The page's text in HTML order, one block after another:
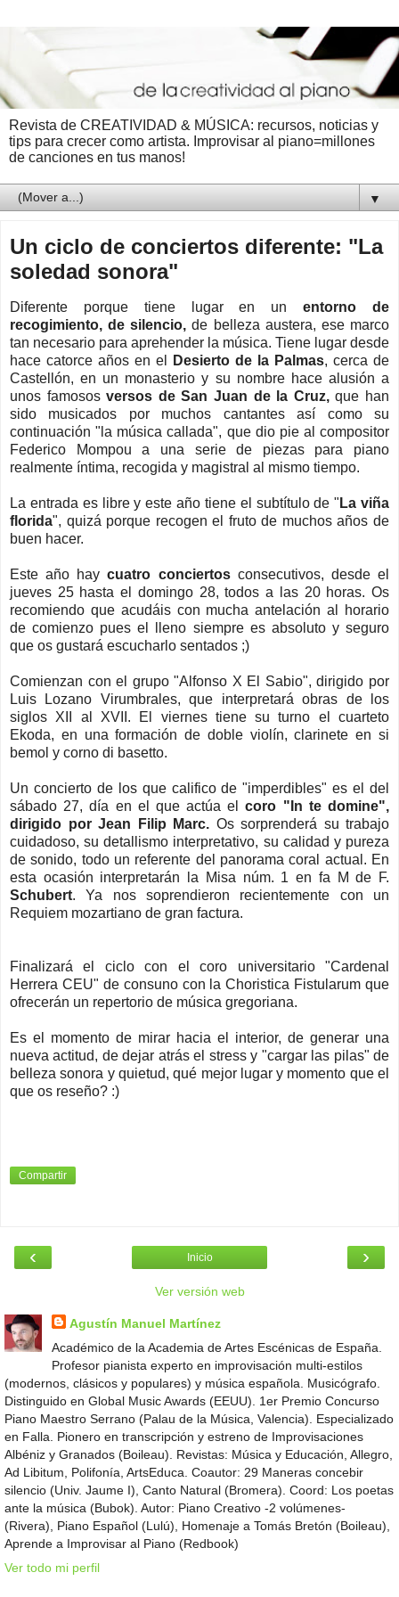
Revista de CREATIVIDAD & MÚSICA: recursos, noticias y
tips para crecer como artista. Improvisar al piano=millones
de canciones en tus manos!
▼
Un ciclo de conciertos diferente: "La
soledad sonora"
Diferente porque tiene lugar en un entorno de
recogimiento, de silencio, de belleza austera, ese marco
tan necesario para aprehender la música. Tiene lugar desde
hace catorce años en el
Desierto de la Palmas, cerca de
Castellón, en un monasterio y su nombre hace alusión a
unos famososversos de San Juan de la Cruz,que han
sido musicados por muchos cantantes así como su
continuación "la música callada", que dio pie al compositor
Federico Mompou a una serie de piezas para piano
realmente íntima, recogida y magistral al mismo tiempo.
La entrada es libre y este año tiene el subtítulo de " La viña
florida", quizá porque recogen el fruto de muchos años de
buen hacer.
Este año hay cuatro conciertos consecutivos, desde el
jueves 25 hasta el domingo 28, todos a las 20 horas. Os
recomiendo que acudáis con mucha antelación al horario
de comienzo pues el lleno siempre es absoluto y seguro
que os gustará escucharlo sentados ;)
Comienzan con el grupo "Alfonso X El Sabio", dirigido por
Luis Lozano Virumbrales, que interpretará obras de los
siglos XII al XVII. El viernes tiene su turno el cuarteto
Ekoda, en una formación de doble violín, clarinete en si
bemol y corno di basetto.
Un concierto de los que califico de "imperdibles" es el del
sábado 27, día en el que actúa elcoro "In te domine",
dirigido por Jean Filip Marc. Os sorprenderá su trabajo
cuidadoso, su detallismo interpretativo, su calidad y pureza
de sonido, todo un referente del panorama coral actual. En
esta ocasión interpretarán la Misa núm. 1 en fa M de F.
Schubert. Ya nos soprendieron recientemente con un
Requiem mozartiano de gran factura.
Finalizará el ciclo con el coro universitario "Cardenal
Herrera CEU" de consuno con la Choristica Fistularum que
ofrecerán un repertorio de música gregoriana.
Es el momento de mirar hacia el interior, de generar una
nueva actitud, de dejar atrás el stress y "cargar las pilas" de
belleza sonora y quietud, qué mejor lugar y momento que el
que os reseño? :)
Compartir
‹ ›
Inicio
Ver versión web
Agustín Manuel Martínez
Académico de la Academia de Artes Escénicas de España.
Profesor pianista experto en improvisación multi-estilos
(modernos, clásicos y populares) y música española. Musicógrafo.
Distinguido en Global Music Awards (EEUU). 1er Premio Concurso
Piano Maestro Serrano (Palau de la Música, Valencia). Especializado
en Falla. Pionero en transcripción y estreno de Improvisaciones
Albéniz y Granados (Boileau). Revistas: Música y Educación, Allegro,
Ad Libitum, Polifonía, ArtsEduca. Coautor: 29 Maneras concebir
silencio (Univ. Jaume I), Canto Natural (Bromera). Coord: Los poetas
ante la música (Bubok). Autor: Piano Creativo -2 volúmenes-
(Rivera), Piano Español (Lulú), Homenaje a Tomás Bretón (Boileau),
Aprende a Improvisar al Piano (Redbook)
Ver todo mi perfil